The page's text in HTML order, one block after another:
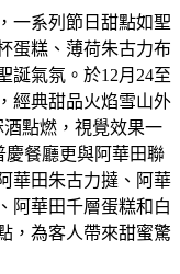
⼀系列節⽇甜點如聖
蛋糕、薄荷朱古⼒布
誕氣氛。於12⽉24⾄
經典甜品火焰雪⼭外
點燃，視覺效果⼀
慶餐廳更與阿華⽥聯
華⽥朱古⼒撻、阿華
阿華⽥千層蛋糕和⽩
，為客⼈帶來甜蜜驚